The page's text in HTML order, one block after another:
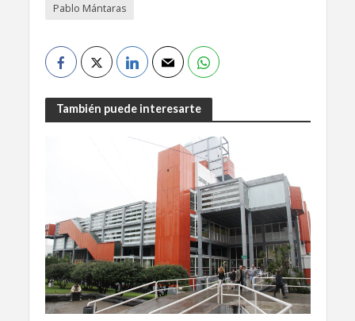
Pablo Mántaras
También puede interesarte